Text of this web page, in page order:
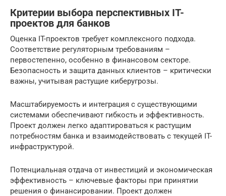
Критерии выбора перспективных IT-
проектов для банков
Оценка IT-проектов требует комплексного подхода.
Соответствие регуляторным требованиям –
первостепенно, особенно в финансовом секторе.
Безопасность и защита данных клиентов – критически
важны, учитывая растущие киберугрозы.
Масштабируемость и интеграция с существующими
системами обеспечивают гибкость и эффективность.
Проект должен легко адаптироваться к растущим
потребностям банка и взаимодействовать с текущей IT-
инфраструктурой.
Потенциальная отдача от инвестиций и экономическая
эффективность – ключевые факторы при принятии
решения о финансировании. Проект должен